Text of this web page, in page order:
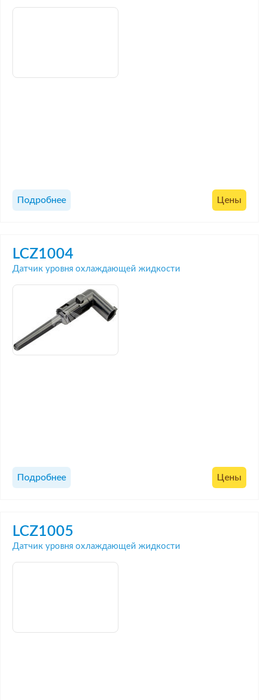
Подробнее Цены
LCZ1004
Датчик уровня охлаждающей жидкости
Подробнее Цены
LCZ1005
Датчик уровня охлаждающей жидкости